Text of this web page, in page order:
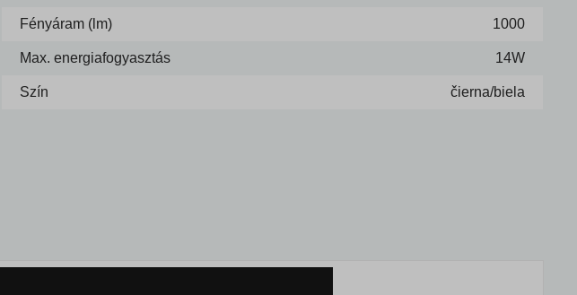
Fényáram (lm) 1000
Max. energiafogyasztás 14W
Szín čierna/biela